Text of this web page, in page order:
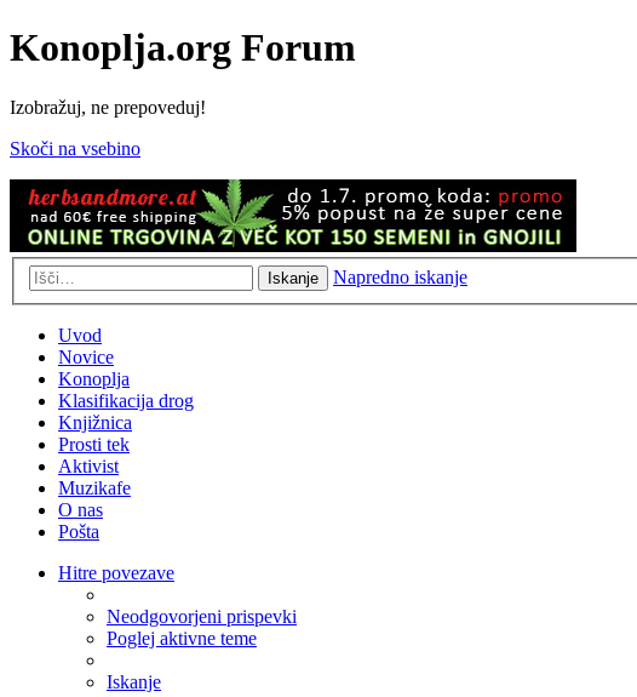
Konoplja.org Forum
Izobražuj, ne prepoveduj!
Skoči na vsebino
Iskanje Napredno iskanje
Uvod
Novice
Konoplja
Klasifikacija drog
Knjižnica
Prosti tek
Aktivist
Muzikafe
O nas
Pošta
Hitre povezave
Neodgovorjeni prispevki
Poglej aktivne teme
Iskanje